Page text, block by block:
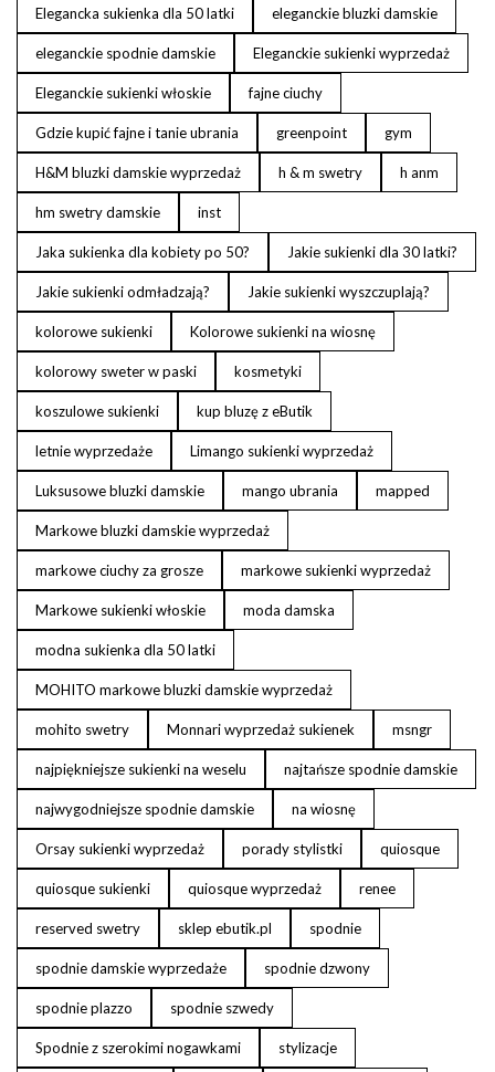
Elegancka sukienka dla 50 latki eleganckie bluzki damskie
eleganckie spodnie damskie Eleganckie sukienki wyprzedaż
Eleganckie sukienki włoskie fajne ciuchy
Gdzie kupić fajne i tanie ubrania greenpoint gym
H&M bluzki damskie wyprzedaż h & m swetry h anm
hm swetry damskie inst
Jaka sukienka dla kobiety po 50? Jakie sukienki dla 30 latki?
Jakie sukienki odmładzają? Jakie sukienki wyszczuplają?
kolorowe sukienki Kolorowe sukienki na wiosnę
kolorowy sweter w paski kosmetyki
koszulowe sukienki kup bluzę z eButik
letnie wyprzedaże Limango sukienki wyprzedaż
Luksusowe bluzki damskie mango ubrania mapped
Markowe bluzki damskie wyprzedaż
markowe ciuchy za grosze markowe sukienki wyprzedaż
Markowe sukienki włoskie moda damska
modna sukienka dla 50 latki
MOHITO markowe bluzki damskie wyprzedaż
mohito swetry Monnari wyprzedaż sukienek msngr
najpiękniejsze sukienki na weselu najtańsze spodnie damskie
najwygodniejsze spodnie damskie na wiosnę
Orsay sukienki wyprzedaż porady stylistki quiosque
quiosque sukienki quiosque wyprzedaż renee
reserved swetry sklep ebutik.pl spodnie
spodnie damskie wyprzedaże spodnie dzwony
spodnie plazzo spodnie szwedy
Spodnie z szerokimi nogawkami stylizacje